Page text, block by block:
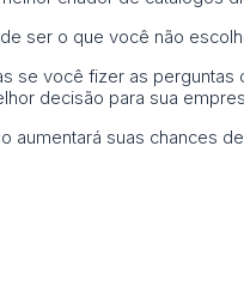
ser o que você não
se você fizer as
decisão para sua
aumentará suas chances